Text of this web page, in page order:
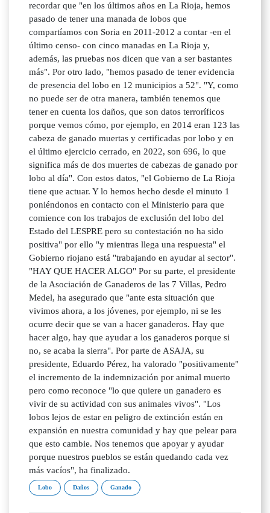
recordar que "en los últimos años en La Rioja, hemos
pasado de tener una manada de lobos que
compartíamos con Soria en 2011-2012 a contar -en el
último censo- con cinco manadas en La Rioja y,
además, las pruebas nos dicen que van a ser bastantes
más". Por otro lado, "hemos pasado de tener evidencia
de presencia del lobo en 12 municipios a 52". "Y, como
no puede ser de otra manera, también tenemos que
tener en cuenta los daños, que son datos terroríficos
porque vemos cómo, por ejemplo, en 2014 eran 123 las
cabeza de ganado muertas y certificadas por lobo y en
el último ejercicio cerrado, en 2022, son 696, lo que
significa más de dos muertes de cabezas de ganado por
lobo al día". Con estos datos, "el Gobierno de La Rioja
tiene que actuar. Y lo hemos hecho desde el minuto 1
poniéndonos en contacto con el Ministerio para que
comience con los trabajos de exclusión del lobo del
Estado del LESPRE pero su contestación no ha sido
positiva" por ello "y mientras llega una respuesta" el
Gobierno riojano está "trabajando en ayudar al sector".
"HAY QUE HACER ALGO" Por su parte, el presidente
de la Asociación de Ganaderos de las 7 Villas, Pedro
Medel, ha asegurado que "ante esta situación que
vivimos ahora, a los jóvenes, por ejemplo, ni se les
ocurre decir que se van a hacer ganaderos. Hay que
hacer algo, hay que ayudar a los ganaderos porque si
no, se acaba la sierra". Por parte de ASAJA, su
presidente, Eduardo Pérez, ha valorado "positivamente"
el incremento de la indemnización por animal muerto
pero como reconoce "lo que quiere un ganadero es
vivir de su actividad con sus animales vivos". "Los
lobos lejos de estar en peligro de extinción están en
expansión en nuestra comunidad y hay que pelear para
que esto cambie. Nos tenemos que apoyar y ayudar
porque nuestros pueblos se están quedando cada vez
más vacíos", ha finalizado.
Lobo Daños Ganado